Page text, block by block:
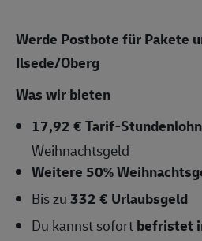
Werde Postbote für Pakete
Ilsede/Oberg
Was wir bieten
17,92 € Tarif-Stundenlohn
Weihnachtsgeld
Weitere 50%
Bis zu332 € Urlaubsgeld
Du kannst sofortbefristet